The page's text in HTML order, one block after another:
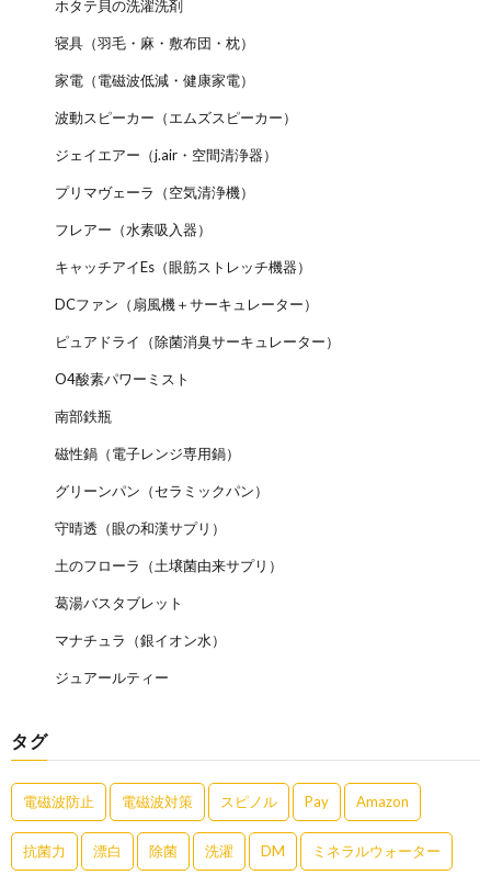
ホタテ貝の洗濯洗剤
寝具（羽毛・麻・敷布団・枕）
家電（電磁波低減・健康家電）
波動スピーカー（エムズスピーカー）
ジェイエアー（j.air・空間清浄器）
プリマヴェーラ（空気清浄機）
フレアー（水素吸入器）
キャッチアイEs（眼筋ストレッチ機器）
DCファン（扇風機＋サーキュレーター）
ピュアドライ（除菌消臭サーキュレーター）
O4酸素パワーミスト
南部鉄瓶
磁性鍋（電子レンジ専用鍋）
グリーンパン（セラミックパン）
守晴透（眼の和漢サプリ）
土のフローラ（土壌菌由来サプリ）
葛湯バスタブレット
マナチュラ（銀イオン水）
ジュアールティー
タグ
電磁波防止 電磁波対策 スピノル Pay Amazon
抗菌力 漂白 除菌 洗濯 DM ミネラルウォーター